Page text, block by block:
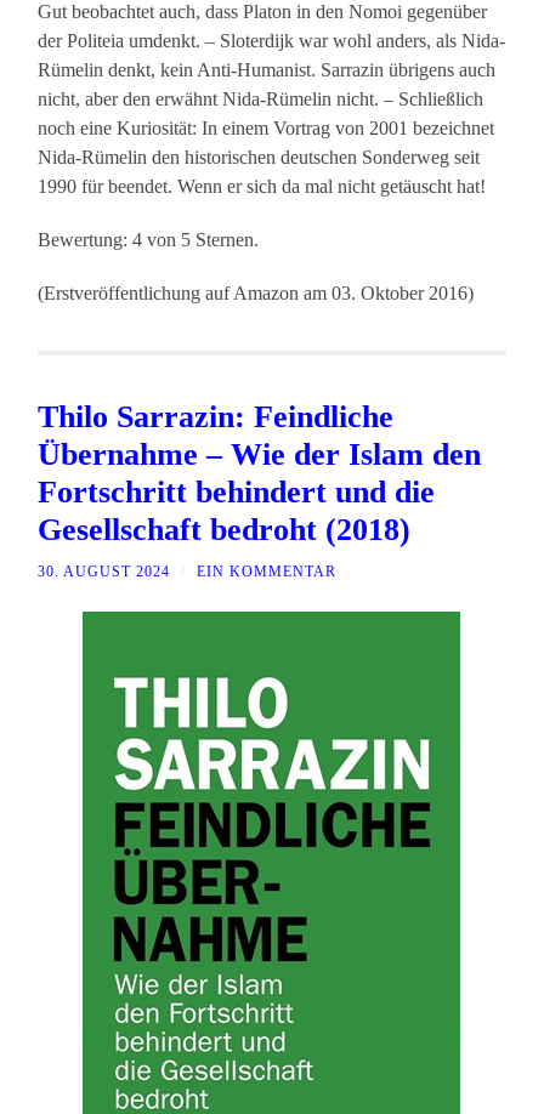
Gut beobachtet auch, dass Platon in den Nomoi gegenüber
der Politeia umdenkt. – Sloterdijk war wohl anders, als Nida-
Rümelin denkt, kein Anti-Humanist. Sarrazin übrigens auch
nicht, aber den erwähnt Nida-Rümelin nicht. – Schließlich
noch eine Kuriosität: In einem Vortrag von 2001 bezeichnet
Nida-Rümelin den historischen deutschen Sonderweg seit
1990 für beendet. Wenn er sich da mal nicht getäuscht hat!
Bewertung: 4 von 5 Sternen.
(Erstveröffentlichung auf Amazon am 03. Oktober 2016)
Thilo Sarrazin: Feindliche
Übernahme – Wie der Islam den
Fortschritt behindert und die
Gesellschaft bedroht (2018)
30. AUGUST 2024 EIN KOMMENTAR